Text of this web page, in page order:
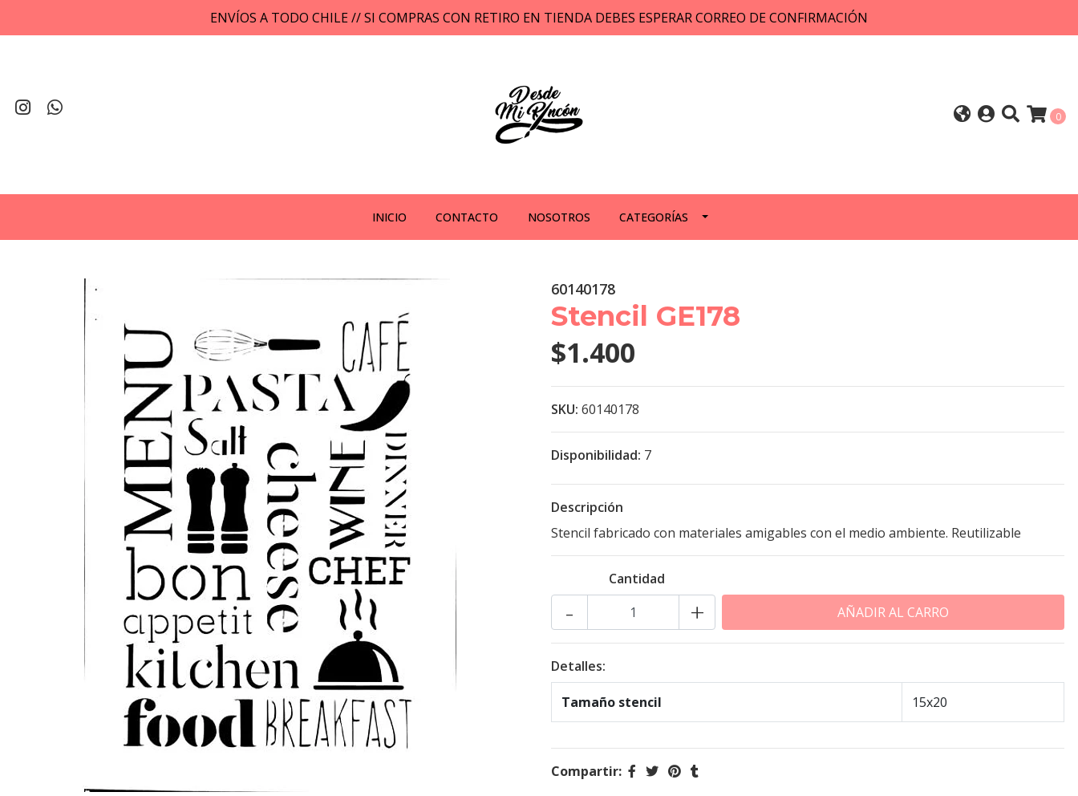
ENVÍOS A TODO CHILE // SI COMPRAS CON RETIRO EN TIENDA DEBES ESPERAR CORREO DE CONFIRMACIÓN
0
INICIO CONTACTO NOSOTROS CATEGORÍAS
60140178
Stencil GE178
$1.400
SKU: 60140178
Disponibilidad: 7
Descripción
Stencil fabricado con materiales amigables con el medio ambiente. Reutilizable
Cantidad
+
-
Detalles:
Tamaño stencil 15x20
Compartir: